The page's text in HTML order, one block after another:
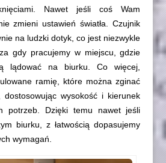
Nawet jeśli coś Wam
zmieni ustawień światła. Czujnik
na ludzki dotyk, co jest niezwykle
gdy pracujemy w miejscu, gdzie
lądować na biurku. Co więcej,
ramię, które można zginać
wysokość i kierunek
potrzeb. Dzięki temu nawet jeśli
biurku, z łatwością dopasujemy
wymagań.